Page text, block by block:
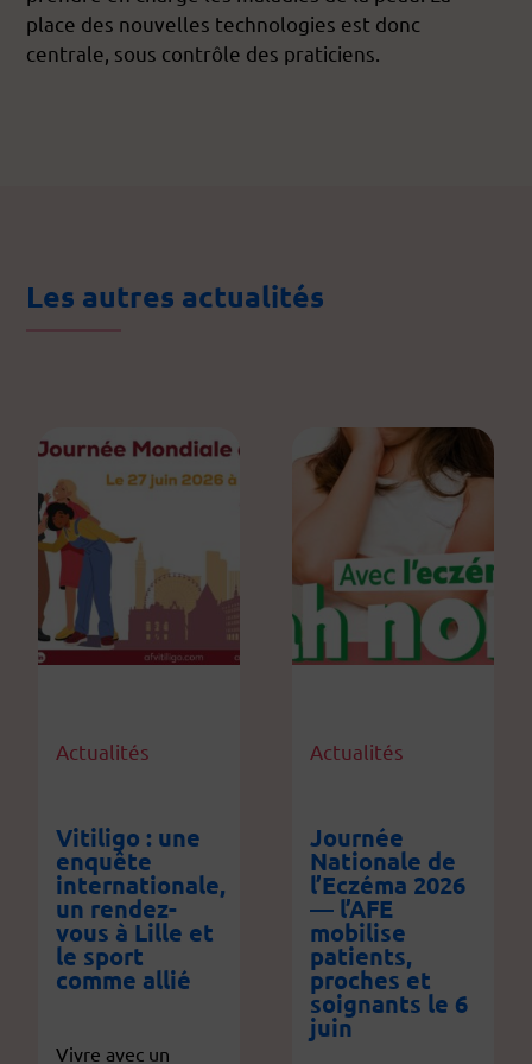
place des nouvelles technologies est donc
centrale, sous contrôle des praticiens.
Les autres actualités
Actualités
Vitiligo : une
enquête
internationale,
un rendez-
vous à Lille et
le sport
comme allié
Vivre avec un
Actualités
Journée
Nationale de
l’Eczéma 2026
— l’AFE
mobilise
patients,
proches et
soignants le 6
juin